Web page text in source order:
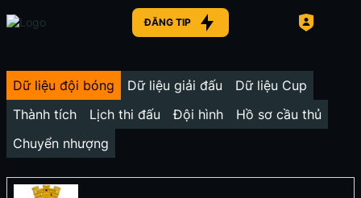
ĐĂNG TIP
Dữ liệu đội bóng Dữ liệu giải đấu
Dữ liệu Cup
Thành tích
Lịch thi đấu Đội hình
Hồ sơ cầu thủ
Chuyển nhượng